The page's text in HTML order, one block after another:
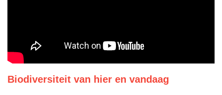
Biodiversiteit van hier en vandaag